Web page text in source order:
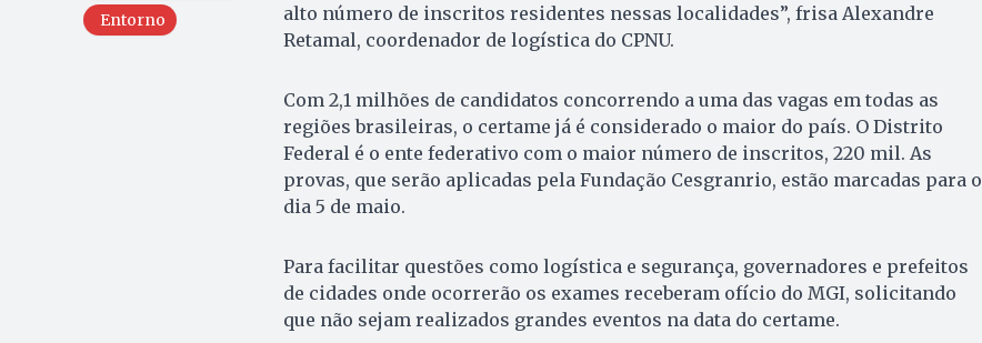
Entorno
alto número de inscritos residentes nessas localidades”, frisa Alexandre
Retamal, coordenador de logística do CPNU.
Com 2,1 milhões de candidatos concorrendo a uma das vagas em todas as
regiões brasileiras, o certame já é considerado o maior do país. O Distrito
Federal é o ente federativo com o maior número de inscritos, 220 mil. As
provas, que serão aplicadas pela Fundação Cesgranrio, estão marcadas para o
dia 5 de maio.
Para facilitar questões como logística e segurança, governadores e prefeitos
de cidades onde ocorrerão os exames receberam ofício do MGI, solicitando
que não sejam realizados grandes eventos na data do certame.